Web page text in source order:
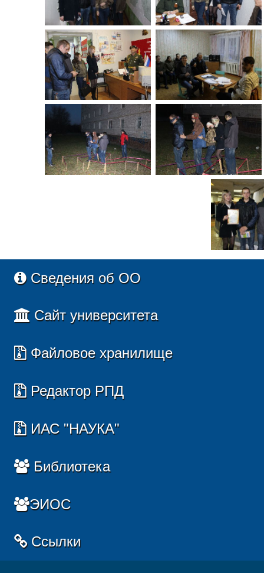
Сведения об ОО
Сайт университета
Файловое хранилище
Редактор РПД
ИАС "НАУКА"
Библиотека
ЭИОС
Ссылки